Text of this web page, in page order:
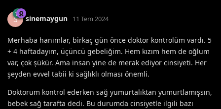
S sinemaygun 11 Tem 2024
Merhaba hanımlar, birkaç gün önce doktor kontrolüm vardı. 5
+ 4 haftadayım, üçüncü gebeliğim. Hem kızım hem de oğlum
var, çok şükür. Ama insan yine de merak ediyor cinsiyeti. Her
şeyden evvel tabii ki sağlıklı olması önemli.
Doktorum kontrol ederken sağ yumurtalıktan yumurtlamışsın,
bebek sağ tarafta dedi. Bu durumda cinsiyetle ilgili bazı